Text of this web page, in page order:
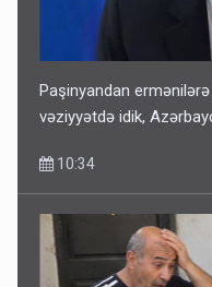
Paşinyandan ermənilərə
vəziyyətdə idik,
10:34